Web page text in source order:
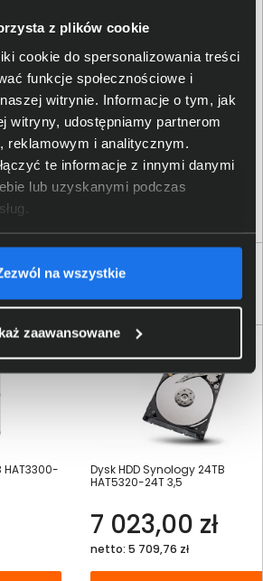
z plików cookie
cookie do spersonalizowania treści
funkcje społecznościowe i
witrynie. Informacje o tym, jak
witryny, udostępniamy partnerom
reklamowym i analitycznym.
te informacje z innymi danymi
lub uzyskanymi podczas
na wszystkie
zaawansowane
Grafenberger Allee 295,
Düsseldorf 40237, Niemcy;
pl_sales@synology.com
za
Synology GmbH;
Grafenberger Allee 295,
Düsseldorf 40237, Niemcy;
pl_sales@synology.com
do Synology SAT5220-
HAT3300-
Dysk HDD Synology 24TB
HAT5320-24T 3,5
7 023,00 zł
netto: 5 709,76 zł